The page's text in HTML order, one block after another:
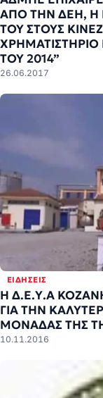
ΑΠΟ ΤΗΝ ΔΕΗ, Η
ΤΟΥ ΣΤΟΥΣ
ΧΡΗΜΑΤΙΣΤΗΡΙΟ
ΤΟΥ 2014”
26.06.2017
ΕΙΔΉΣΕΙΣ
Η Δ.Ε.Υ.Α
ΓΙΑ ΤΗΝ
ΜΟΝΑΔΑΣ ΤΗΣ
10.11.2016